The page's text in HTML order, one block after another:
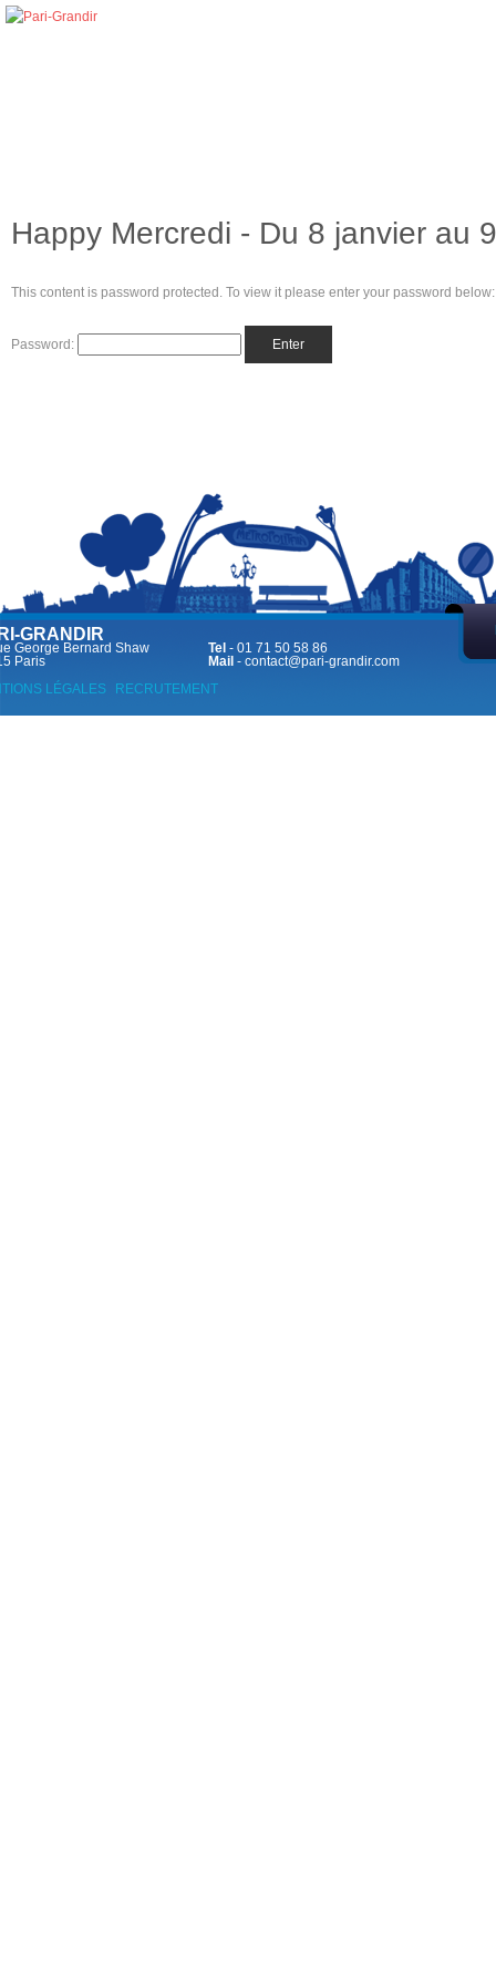
Happy Mercredi - Du 8 janvier au
This content is password protected. To view it please enter your password below:
Password:
GRANDIR
George Bernard Shaw
Paris
Tel - 01 71 50 58 86
Mail - contact@pari-grandir.com
LÉGALES
RECRUTEMENT